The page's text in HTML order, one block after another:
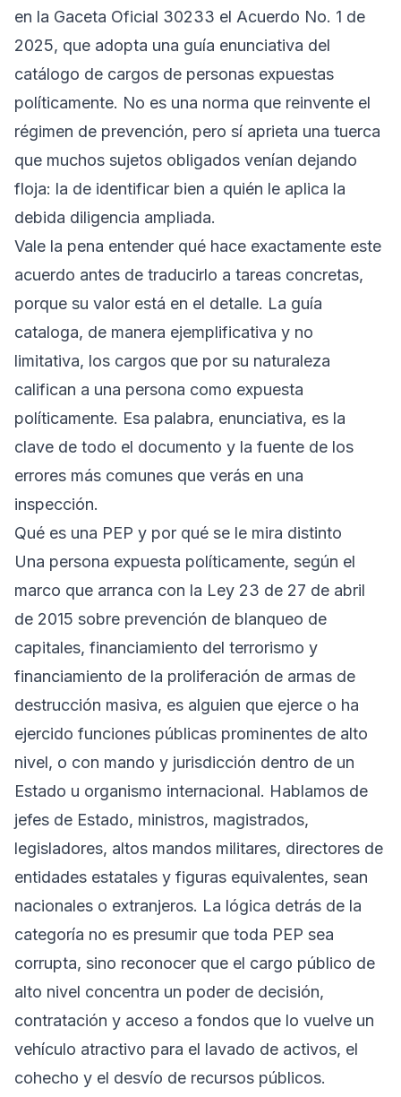
en la Gaceta Oficial 30233 el Acuerdo No. 1 de
2025, que adopta una guía enunciativa del
catálogo de cargos de personas expuestas
políticamente. No es una norma que reinvente el
régimen de prevención, pero sí aprieta una tuerca
que muchos sujetos obligados venían dejando
floja: la de identificar bien a quién le aplica la
debida diligencia ampliada.
Vale la pena entender qué hace exactamente este
acuerdo antes de traducirlo a tareas concretas,
porque su valor está en el detalle. La guía
cataloga, de manera ejemplificativa y no
limitativa, los cargos que por su naturaleza
califican a una persona como expuesta
políticamente. Esa palabra, enunciativa, es la
clave de todo el documento y la fuente de los
errores más comunes que verás en una
inspección.
Qué es una PEP y por qué se le mira distinto
Una persona expuesta políticamente, según el
marco que arranca con la Ley 23 de 27 de abril
de 2015 sobre prevención de blanqueo de
capitales, financiamiento del terrorismo y
financiamiento de la proliferación de armas de
destrucción masiva, es alguien que ejerce o ha
ejercido funciones públicas prominentes de alto
nivel, o con mando y jurisdicción dentro de un
Estado u organismo internacional. Hablamos de
jefes de Estado, ministros, magistrados,
legisladores, altos mandos militares, directores de
entidades estatales y figuras equivalentes, sean
nacionales o extranjeros. La lógica detrás de la
categoría no es presumir que toda PEP sea
corrupta, sino reconocer que el cargo público de
alto nivel concentra un poder de decisión,
contratación y acceso a fondos que lo vuelve un
vehículo atractivo para el lavado de activos, el
cohecho y el desvío de recursos públicos.